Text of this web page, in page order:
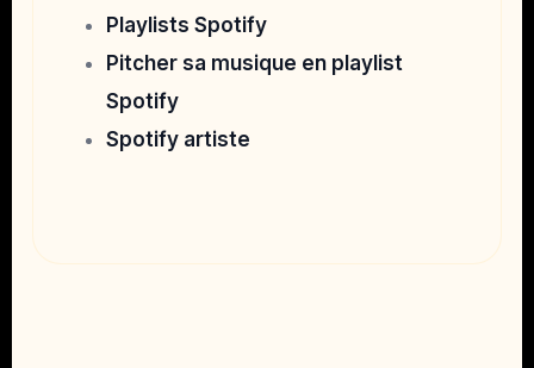
Playlists Spotify
Pitcher sa musique en playlist
Spotify
Spotify artiste